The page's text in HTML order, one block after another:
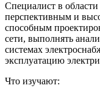
Специалист в области
перспективным и
способным
сети, выполнять
системах
эксплуатацию
Что изучают: